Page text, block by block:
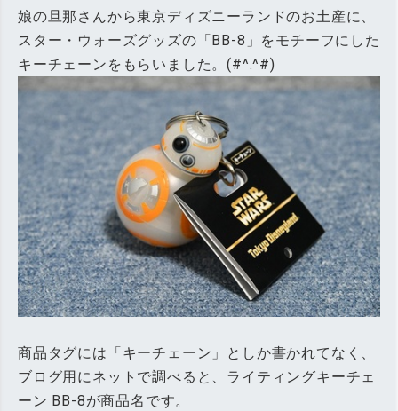
娘の旦那さんから東京ディズニーランドのお土産に、
スター・ウォーズグッズの「BB-8」をモチーフにした
キーチェーンをもらいました。(#^.^#)
商品タグには「キーチェーン」としか書かれてなく、
ブログ用にネットで調べると、ライティングキーチェ
ーン BB-8が商品名です。